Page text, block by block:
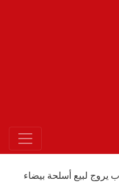
يروج لبيع أسلحة بيضاء